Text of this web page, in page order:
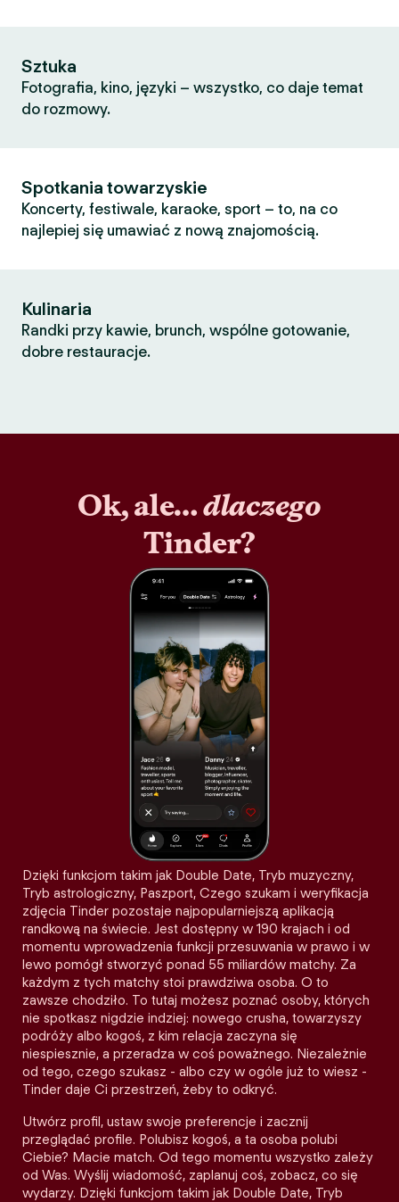
Sztuka
Fotografia, kino, języki – wszystko, co daje temat
do rozmowy.
Spotkania towarzyskie
Koncerty, festiwale, karaoke, sport – to, na co
najlepiej się umawiać z nową znajomością.
Kulinaria
Randki przy kawie, brunch, wspólne gotowanie,
dobre restauracje.
Ok, ale…dlaczego
Tinder?
Dzięki funkcjom takim jak Double Date, Tryb muzyczny,
Tryb astrologiczny, Paszport, Czego szukam i weryfikacja
zdjęcia Tinder pozostaje najpopularniejszą aplikacją
randkową na świecie. Jest dostępny w 190 krajach i od
momentu wprowadzenia funkcji przesuwania w prawo i w
lewo pomógł stworzyć ponad 55 miliardów matchy. Za
każdym z tych matchy stoi prawdziwa osoba. O to
zawsze chodziło. To tutaj możesz poznać osoby, których
nie spotkasz nigdzie indziej: nowego crusha, towarzyszy
podróży albo kogoś, z kim relacja zaczyna się
niespiesznie, a przeradza w coś poważnego. Niezależnie
od tego, czego szukasz - albo czy w ogóle już to wiesz -
Tinder daje Ci przestrzeń, żeby to odkryć.
Utwórz profil, ustaw swoje preferencje i zacznij
przeglądać profile. Polubisz kogoś, a ta osoba polubi
Ciebie? Macie match. Od tego momentu wszystko zależy
od Was. Wyślij wiadomość, zaplanuj coś, zobacz, co się
wydarzy. Dzięki funkcjom takim jak Double Date, Tryb